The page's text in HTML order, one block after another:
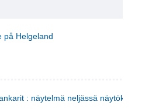
Helgeland
: näytelmä neljässä näytöksessä